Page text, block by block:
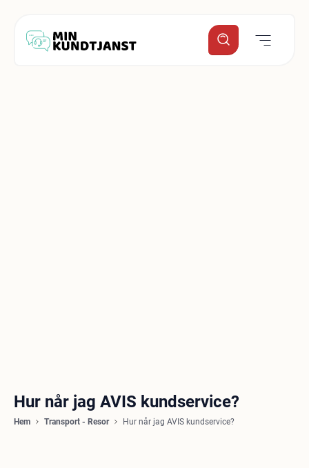
Hur når jag AVIS kundservice?
Hem Transport - Resor Hur når jag AVIS kundservice?